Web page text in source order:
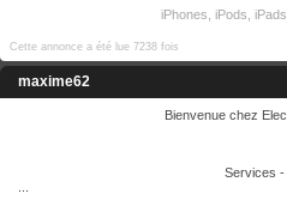
iPhones, iPods,
Cette annonce a été lue 7238 fois
maxime62
Bienvenue chez
Services -